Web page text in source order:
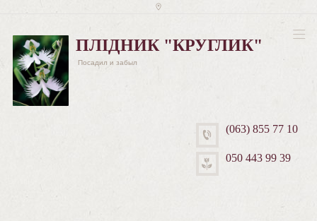
ПЛІДНИК "КРУГЛИК"
Посадил и забыл
(063) 855 77 10
050 443 99 39